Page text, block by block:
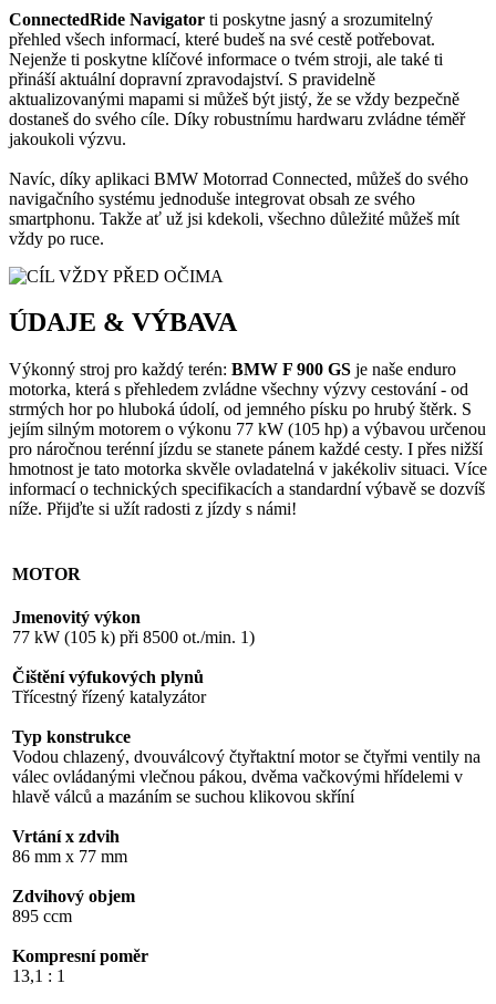
ConnectedRide Navigator ti poskytne jasný a srozumitelný
přehled všech informací, které budeš na své cestě potřebovat.
Nejenže ti poskytne klíčové informace o tvém stroji, ale také ti
přináší aktuální dopravní zpravodajství. S pravidelně
aktualizovanými mapami si můžeš být jistý, že se vždy bezpečně
dostaneš do svého cíle. Díky robustnímu hardwaru zvládne téměř
jakoukoli výzvu.
Navíc, díky aplikaci BMW Motorrad Connected, můžeš do svého
navigačního systému jednoduše integrovat obsah ze svého
smartphonu. Takže ať už jsi kdekoli, všechno důležité můžeš mít
vždy po ruce.
ÚDAJE & VÝBAVA
Výkonný stroj pro každý terén: BMW F 900 GS je naše enduro
motorka, která s přehledem zvládne všechny výzvy cestování - od
strmých hor po hluboká údolí, od jemného písku po hrubý štěrk. S
jejím silným motorem o výkonu 77 kW (105 hp) a výbavou určenou
pro náročnou terénní jízdu se stanete pánem každé cesty. I přes nižší
hmotnost je tato motorka skvěle ovladatelná v jakékoliv situaci. Více
informací o technických specifikacích a standardní výbavě se dozvíš
níže. Přijďte si užít radosti z jízdy s námi!
MOTOR
Jmenovitý výkon
77 kW (105 k) při 8500 ot./min. 1)
Čištění výfukových plynů
Třícestný řízený katalyzátor
Typ konstrukce
Vodou chlazený, dvouválcový čtyřtaktní motor se čtyřmi ventily na
válec ovládanými vlečnou pákou, dvěma vačkovými hřídelemi v
hlavě válců a mazáním se suchou klikovou skříní
Vrtání x zdvih
86 mm x 77 mm
Zdvihový objem
895 ccm
Kompresní poměr
13,1 : 1